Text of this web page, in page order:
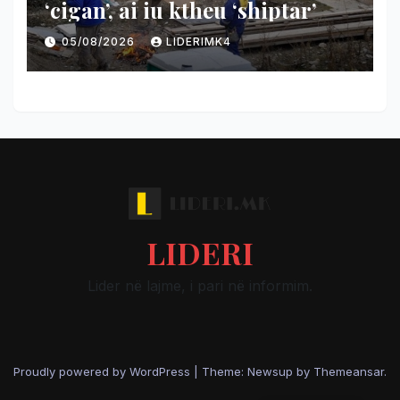
‘cigan’, ai iu ktheu ‘shiptar’
05/08/2026 LIDERIMK4
LIDERI
Lider në lajme, i pari në informim.
Proudly powered by WordPress Theme: Newsup by Themeansar.